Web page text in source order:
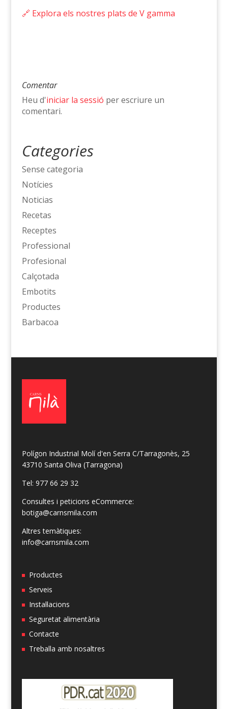
🔗 Explora els nostres plats de V gamma
Comentar
Heu d'iniciar la sessió per escriure un
comentari.
Categories
Sense categoria
Notícies
Noticias
Recetas
Receptes
Professional
Profesional
Calçotada
Embotits
Productes
Barbacoa
Polígon Industrial Molí d'en Serra C/Tarragonès, 25
43710 Santa Oliva (Tarragona)
Tel: 977 66 29 32
Consultes i peticions eCommerce:
botiga@carnsmila.com
Altres temàtiques:
info@carnsmila.com
Productes
Serveis
Instal·lacions
Seguretat alimentària
Contacte
Treballa amb nosaltres